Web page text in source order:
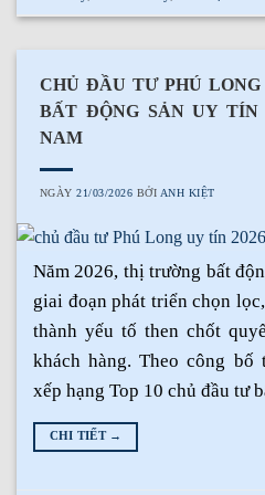
CHỦ ĐẦU TƯ PHÚ LONG
BẤT ĐỘNG SẢN UY TÍN
NAM
NGÀY21/03/2026 BỞI ANH KIỆT
Năm 2026, thị trường bất
giai đoạn phát triển chọn
thành yếu tố then chốt
khách hàng. Theo công bố
xếp hạng Top 10 chủ đầu tư
CHI TIẾT →